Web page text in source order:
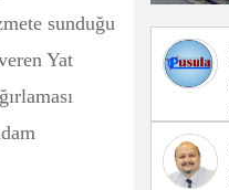
sunduğu
Yat